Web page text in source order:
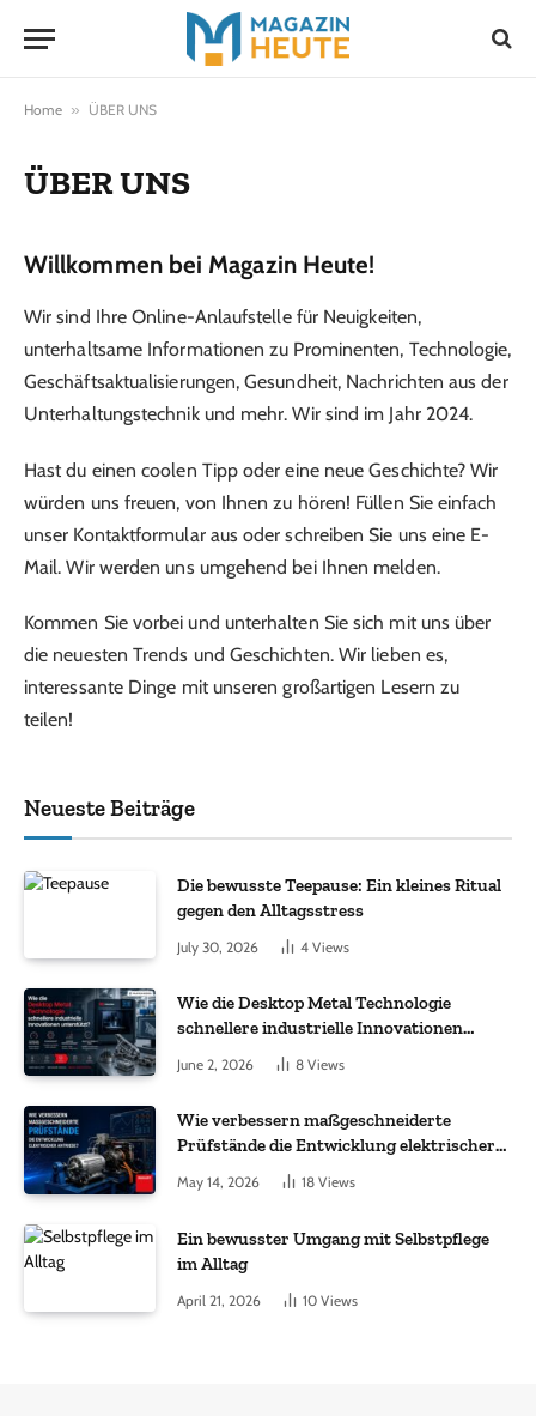
Home » ÜBER UNS
ÜBER UNS
Willkommen bei Magazin Heute!
Wir sind Ihre Online-Anlaufstelle für Neuigkeiten,
unterhaltsame Informationen zu Prominenten, Technologie,
Geschäftsaktualisierungen, Gesundheit, Nachrichten aus der
Unterhaltungstechnik und mehr. Wir sind im Jahr 2024.
Hast du einen coolen Tipp oder eine neue Geschichte? Wir
würden uns freuen, von Ihnen zu hören! Füllen Sie einfach
unser Kontaktformular aus oder schreiben Sie uns eine E-
Mail. Wir werden uns umgehend bei Ihnen melden.
Kommen Sie vorbei und unterhalten Sie sich mit uns über
die neuesten Trends und Geschichten. Wir lieben es,
interessante Dinge mit unseren großartigen Lesern zu
teilen!
Neueste Beiträge
Die bewusste Teepause: Ein kleines Ritual
gegen den Alltagsstress
July 30, 2026 4 Views
Wie die Desktop Metal Technologie
schnellere industrielle Innovationen
June 2, 2026 8 Views
Wie verbessern maßgeschneiderte
Prüfstände die Entwicklung elektrischer
May 14, 2026 18 Views
Ein bewusster Umgang mit Selbstpflege
im Alltag
April 21, 2026 10 Views